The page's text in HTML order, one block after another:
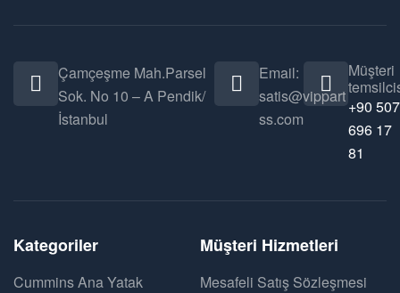
Çamçeşme Mah.Parsel
Sok. No 10 – A Pendik/
İstanbul
Email:
satis@vippart
ss.com
Müşteri
+90 507
696 17
81
Kategoriler
Cummins Ana Yatak
Müşteri Hizmetleri
Mesafeli Satış Sözleşmesi